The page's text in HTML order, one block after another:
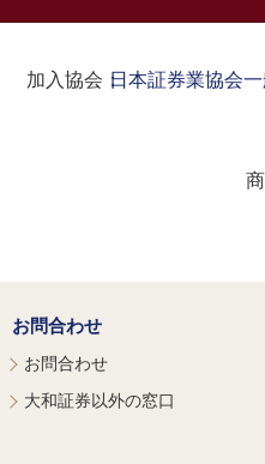
加入協会：日本証券業協会
お問合わせ
お問合わせ
大和証券以外の窓口